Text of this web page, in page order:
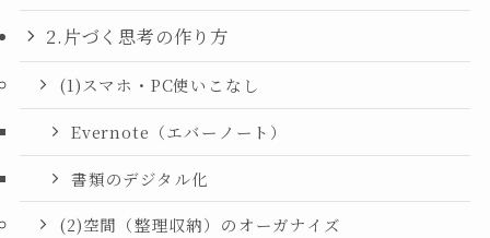
2.片づく思考の作り方
(1)スマホ・PC使いこなし
Evernote（エバーノート）
書類のデジタル化
(2)空間（整理収納）のオーガナイズ